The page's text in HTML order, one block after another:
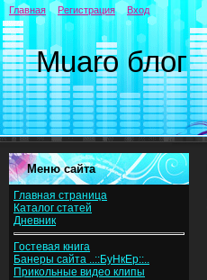
Muaro блог
Главная Регистрация Вход
Меню сайта
Главная страница
Каталог статей
Дневник
Гостевая книга
Банеры сайта ..::БуНкЕр::..
Прикольные видео клипы